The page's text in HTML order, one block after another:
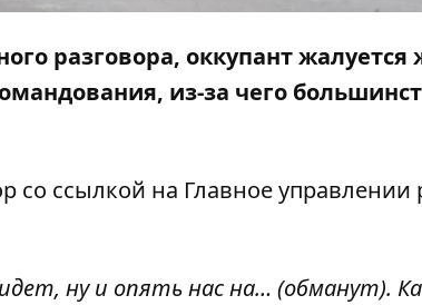
разговора, оккупант
из-за чего
со ссылкой на Главное
ну и опять нас на… (обманут).